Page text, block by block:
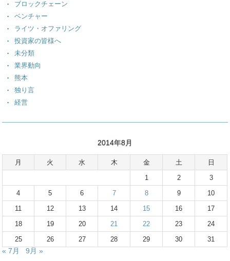
ブロックチェーン
ベンチャー
ライツ・オファリング
投資家の皆様へ
未分類
業界動向
熊本
独り言
経営
2014年8月
月 火 水 木 金 土
日
1
2
3
4
5 6 7 8 9
10
11
12 13 14 15 16
17
18
19 20 21 22 23
24
25
26 27 28 29 30 31
« 7月 9月 »